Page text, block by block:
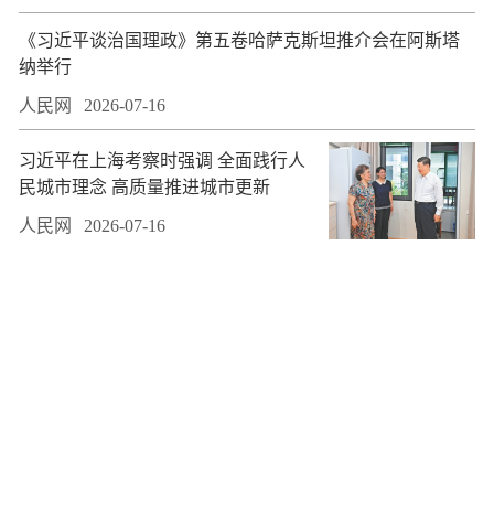
​《习近平谈治国理政》第五卷哈萨克斯坦推介会在阿斯塔
纳举行
人民网 2026-07-16
习近平在上海考察时强调 全面践行人
民城市理念 高质量推进城市更新
人民网 2026-07-16